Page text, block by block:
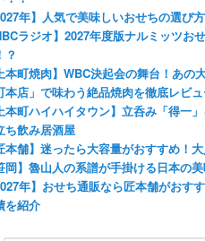
年】人気で美味しいおせちの選び
ラジオ】2027年度版ナルミッツお
？
本町焼肉】WBC決起会の舞台！あ
本店」で味わう絶品焼肉を徹底レビ
本町ハイハイタウン】立呑み「得一
ち飲み居酒屋
本舗】迷ったら大容量がおすすめ！
岡】魯山人の系譜が手掛ける日本の
年】おせち通販なら匠本舗がおす
を紹介